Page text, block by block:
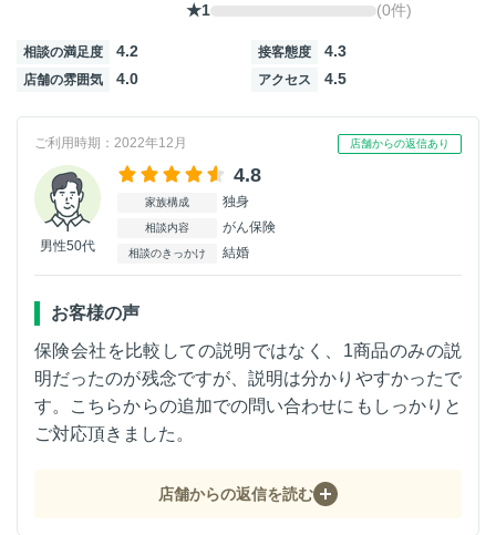
★1
(0件)
相談の満足度 4.2 接客態度 4.3
店舗の雰囲気 4.0 アクセス 4.5
ご利用時期：2022年12月 店舗からの返信あり
男性50代
4.8
家族構成 独身
相談内容 がん保険
相談のきっかけ 結婚
お客様の声
保険会社を比較しての説明ではなく、1商品のみの説
明だったのが残念ですが、説明は分かりやすかったで
す。こちらからの追加での問い合わせにもしっかりと
ご対応頂きました。
店舗からの返信を読む